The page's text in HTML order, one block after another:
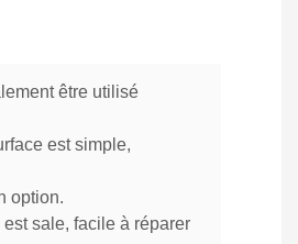
être utilisé
est simple,
option.
sale, facile à réparer